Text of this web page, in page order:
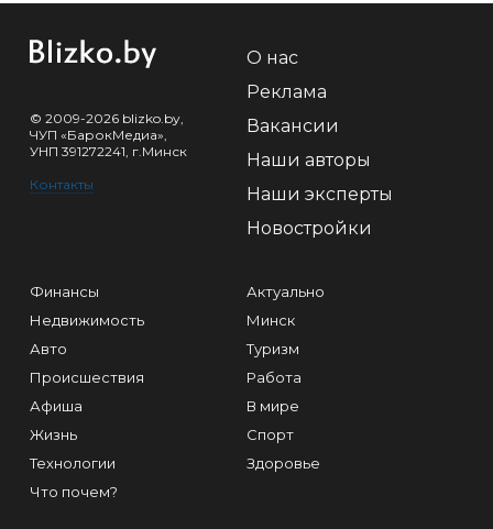
© 2009-2026 blizko.by,
ЧУП «БарокМедиа»,
УНП 391272241, г.Минск
Контакты
О нас
Реклама
Вакансии
Наши авторы
Наши эксперты
Новостройки
Финансы
Недвижимость
Авто
Происшествия
Афиша
Жизнь
Технологии
Что почем?
Актуально
Минск
Туризм
Работа
В мире
Спорт
Здоровье